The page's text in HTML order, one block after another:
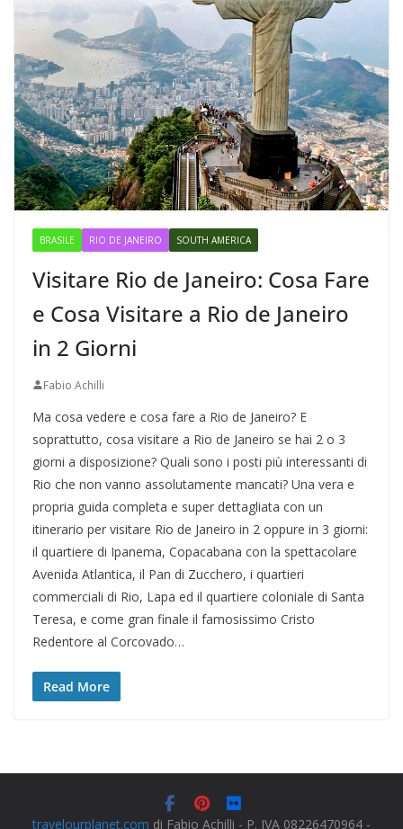
BRASILE RIO DE JANEIRO SOUTH AMERICA
Visitare Rio de Janeiro: Cosa Fare
e Cosa Visitare a Rio de Janeiro
in 2 Giorni
Fabio Achilli
Ma cosa vedere e cosa fare a Rio de Janeiro? E
soprattutto, cosa visitare a Rio de Janeiro se hai 2 o 3
giorni a disposizione? Quali sono i posti più interessanti di
Rio che non vanno assolutamente mancati? Una vera e
propria guida completa e super dettagliata con un
itinerario per visitare Rio de Janeiro in 2 oppure in 3 giorni:
il quartiere di Ipanema, Copacabana con la spettacolare
Avenida Atlantica, il Pan di Zucchero, i quartieri
commerciali di Rio, Lapa ed il quartiere coloniale di Santa
Teresa, e come gran finale il famosissimo Cristo
Redentore al Corcovado…
Read More
travelourplanet.com di Fabio Achilli - P. IVA 08226470964 -